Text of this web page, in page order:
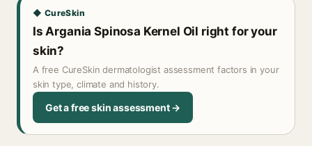
◆ CureSkin
Is Argania Spinosa Kernel Oil right for your
skin?
A free CureSkin dermatologist assessment factors in your
skin type, climate and history.
Get a free skin assessment →